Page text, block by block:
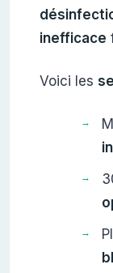
inefficace
Voici les